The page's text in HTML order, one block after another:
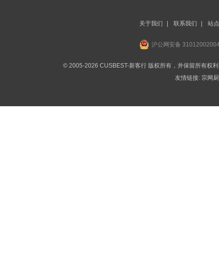
关于我们 联系我们 站
沪公网安备
© 2005-2026 CUSBEST-新客行 版权所有，并保留所有权
友情链接: 宗网